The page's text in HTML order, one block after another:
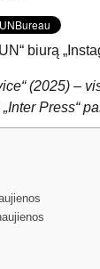
biurą
(2025) –
Press“